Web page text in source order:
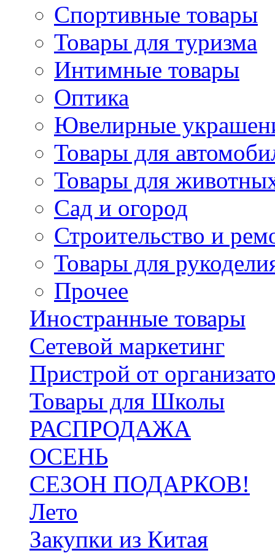
Спортивные товары
Товары для туризма
Интимные товары
Оптика
Ювелирные
Товары для
Товары для
Сад и огород
Строительство и
Товары для
Прочее
Иностранные товары
Сетевой маркетинг
Пристрой от
Товары для Школы
РАСПРОДАЖА
ОСЕНЬ
СЕЗОН ПОДАРКОВ!
Лето
Закупки из Китая